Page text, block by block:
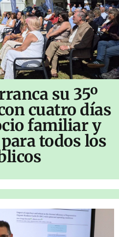
su 35º
cuatro días
familiar y
todos los